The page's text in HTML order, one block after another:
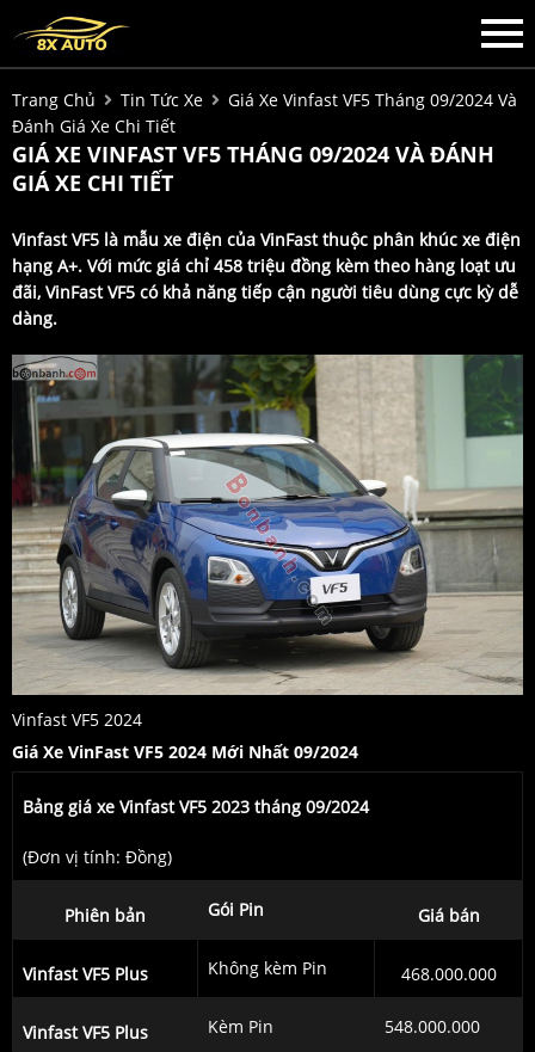
Trang Chủ Tin Tức Xe
Giá Xe Vinfast VF5 Tháng 09/2024 Và
Đánh Giá Xe Chi Tiết
GIÁ XE VINFAST VF5 THÁNG 09/2024 VÀ ĐÁNH
GIÁ XE CHI TIẾT
Vinfast VF5 là mẫu xe điện của VinFast thuộc phân khúc xe điện
hạng A+. Với mức giá chỉ 458 triệu đồng kèm theo hàng loạt ưu
đãi, VinFast VF5 có khả năng tiếp cận người tiêu dùng cực kỳ dễ
dàng.
Vinfast VF5 2024
Giá Xe VinFast VF5 2024 Mới Nhất 09/2024
Bảng giá xe Vinfast VF5 2023 tháng 09/2024
(Đơn vị tính: Đồng)
Phiên bản Gói Pin Giá bán
Vinfast VF5 Plus Không kèm Pin 468.000.000
Vinfast VF5 Plus Kèm Pin 548.000.000